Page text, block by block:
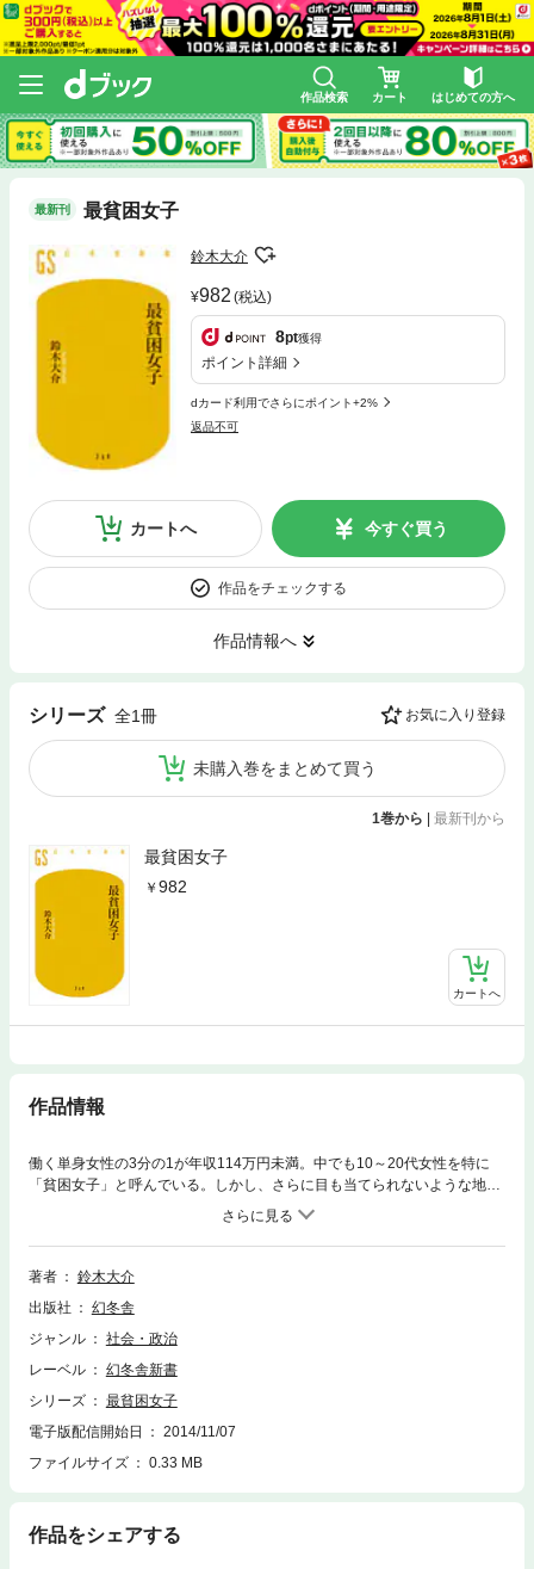
作品検索 カート はじめての方へ
最新刊 最貧困女子
鈴木大介
982 (税込)
8pt獲得
ポイント詳細
dカード利用でさらにポイント+2%
返品不可
カートへ 今すぐ買う
作品をチェックする
作品情報へ
シリーズ 全1冊 お気に入り登録
未購入巻をまとめて買う
1巻から 最新刊から
最貧困女子
982
カートへ
作品情報
働く単身女性の3分の1が年収114万円未満。中でも10～20代女性を特に
「貧困女子」と呼んでいる。しかし、さらに目も当てられないような地獄
でもがき苦しむ女性たちがいる。それが、家族・地域・制度（社会保障制
度）という三つの縁をなくし、セックスワーク（売春や性風俗）で日銭を
稼ぐしかない「最貧困女子」だ。可視化されにくい彼女らの抱えた苦しみ
や痛みを、最底辺フィールドワーカーが活写、問題をえぐり出す!
著者
鈴木大介
出版社
幻冬舎
ジャンル
社会・政治
レーベル
幻冬舎新書
シリーズ
最貧困女子
電子版配信開始日
2014/11/07
ファイルサイズ
0.33 MB
作品をシェアする